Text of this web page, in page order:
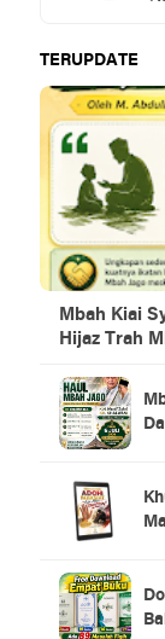
TERUPDATE
Mbah Kiai
Hijaz Trah